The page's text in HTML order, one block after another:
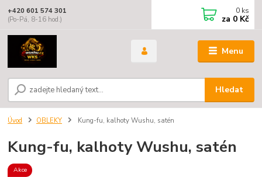
Menu
Hledat
+420 601 574 301
(Po-Pá, 8-16 hod.)
0 ks
za 0 Kč
Úvod OBLEKY Kung-fu, kalhoty Wushu, satén
Kung-fu, kalhoty Wushu, satén
Akce